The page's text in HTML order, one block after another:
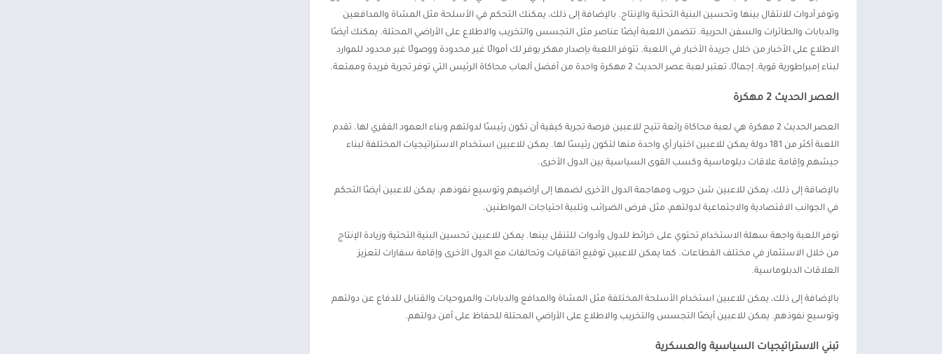
وتوفر أدوات للانتقال بينها وتحسين البنية التحتية والإنتاج. بالإضافة إلى ذلك، يمكنك التحكم في الأسلحة مثل المشاة والمدافعين
والدبابات والطائرات والسفن الحربية. تتضمن اللعبة أيضًا عناصر مثل التجسس والتخريب والاطلاع على الأراضي المحتلة. يمكنك أيضًا
الاطلاع على الأخبار من خلال جريدة الأخبار في اللعبة. تتوفر اللعبة بإصدار مهكر يوفر لك أموالًا غير محدودة ووصولًا غير محدود للموارد
لبناء إمبراطورية قوية. إجمالًا، تعتبر لعبة عصر الحديث 2 مهكرة واحدة من أفضل ألعاب محاكاة الرئيس التي توفر تجربة فريدة وممتعة.
العصر الحديث 2 مهكرة
العصر الحديث 2 مهكرة هي لعبة محاكاة رائعة تتيح للاعبين فرصة تجربة كيفية أن تكون رئيسًا لدولتهم وبناء العمود الفقري لها. تقدم
اللعبة أكثر من 181 دولة يمكن للاعبين اختيار أي واحدة منها لتكون رئيسًا لها. يمكن للاعبين استخدام الاستراتيجيات المختلفة لبناء
جيشهم وإقامة علاقات دبلوماسية وكسب القوى السياسية بين الدول الأخرى.
بالإضافة إلى ذلك، يمكن للاعبين شن حروب ومهاجمة الدول الأخرى لضمها إلى أراضيهم وتوسيع نفوذهم. يمكن للاعبين أيضًا التحكم
في الجوانب الاقتصادية والاجتماعية لدولتهم، مثل فرض الضرائب وتلبية احتياجات المواطنين.
توفر اللعبة واجهة سهلة الاستخدام تحتوي على خرائط للدول وأدوات للتنقل بينها. يمكن للاعبين تحسين البنية التحتية وزيادة الإنتاج
من خلال الاستثمار في مختلف القطاعات. كما يمكن للاعبين توقيع اتفاقيات وتحالفات مع الدول الأخرى وإقامة سفارات لتعزيز
العلاقات الدبلوماسية.
بالإضافة إلى ذلك، يمكن للاعبين استخدام الأسلحة المختلفة مثل المشاة والمدافع والدبابات والمروحيات والقنابل للدفاع عن دولتهم
وتوسيع نفوذهم. يمكن للاعبين أيضًا التجسس والتخريب والاطلاع على الأراضي المحتلة للحفاظ على أمن دولتهم.
تبني الاستراتيجيات السياسية والعسكرية